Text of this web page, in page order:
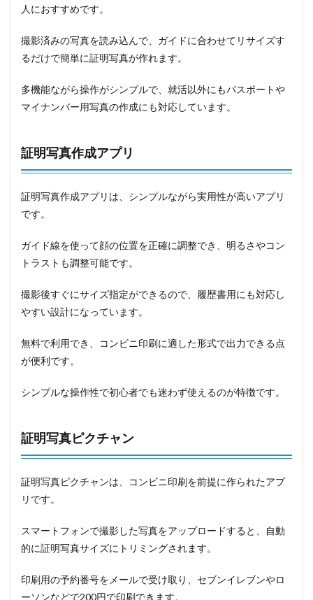
人におすすめです。
撮影済みの写真を読み込んで、ガイドに合わせてリサイズす
るだけで簡単に証明写真が作れます。
多機能ながら操作がシンプルで、就活以外にもパスポートや
マイナンバー用写真の作成にも対応しています。
証明写真作成アプリ
証明写真作成アプリは、シンプルながら実用性が高いアプリ
です。
ガイド線を使って顔の位置を正確に調整でき、明るさやコン
トラストも調整可能です。
撮影後すぐにサイズ指定ができるので、履歴書用にも対応し
やすい設計になっています。
無料で利用でき、コンビニ印刷に適した形式で出力できる点
が便利です。
シンプルな操作性で初心者でも迷わず使えるのが特徴です。
証明写真ピクチャン
証明写真ピクチャンは、コンビニ印刷を前提に作られたアプ
リです。
スマートフォンで撮影した写真をアップロードすると、自動
的に証明写真サイズにトリミングされます。
印刷用の予約番号をメールで受け取り、セブンイレブンやロ
ーソンなどで200円で印刷できます。